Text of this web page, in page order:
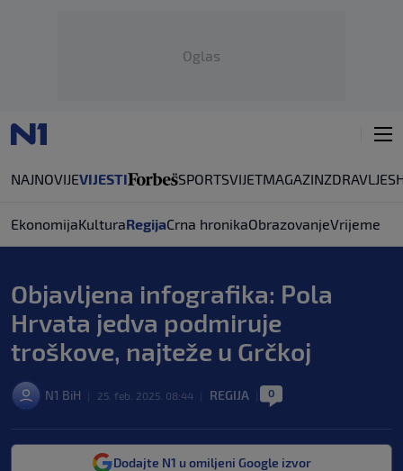
Oglas
NAJNOVIJEVIJESTI SPORTSVIJETMAGAZINZDRAVLJE
EkonomijaKulturaRegijaCrna hronikaObrazovanjeVrijeme
Objavljena infografika: Pola
Hrvata jedva podmiruje
troškove, najteže u Grčkoj
N1 BiH 25. feb. 2025. 08:44 REGIJA 0
Dodajte N1 u omiljeni Google izvor